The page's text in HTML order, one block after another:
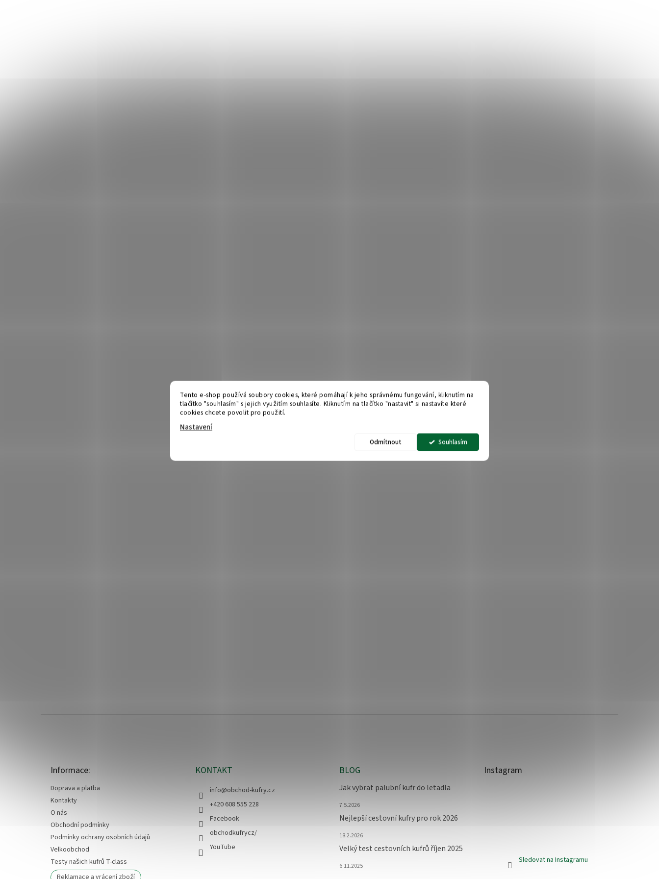
Tento e-shop používá soubory cookies, které pomáhají k jeho správnému fungování, kliknutím na
tlačítko "souhlasím" s jejich využitím souhlasíte. Kliknutím na tlačítko "nastavit" si nastavíte které
cookies chcete povolit pro použití.
Nastavení
Odmítnout Souhlasím
Informace:
Doprava a platba
Kontakty
O nás
Obchodní podmínky
Podmínky ochrany osobních údajů
Velkoobchod
Testy našich kufrů T-class
Reklamace a vrácení zboží
KONTAKT
info@obchod-kufry.cz
+420 608 555 228
Facebook
obchodkufrycz/
YouTube
BLOG
Jak vybrat palubní kufr do letadla
7.5.2026
Nejlepší cestovní kufry pro rok 2026
18.2.2026
Velký test cestovních kufrů říjen 2025
6.11.2025
Instagram
Sledovat na Instagramu